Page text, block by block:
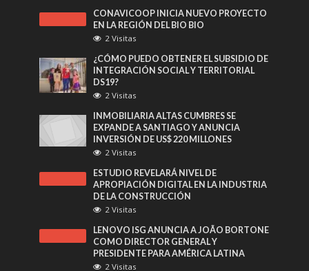
CONAVICOOP INICIA NUEVO PROYECTO
EN LA REGIÓN DEL BIO BIO
2 Visitas
¿CÓMO PUEDO OBTENER EL SUBSIDIO DE
INTEGRACIÓN SOCIAL Y TERRITORIAL
DS19?
2 Visitas
INMOBILIARIA ALTAS CUMBRES SE
EXPANDE A SANTIAGO Y ANUNCIA
INVERSIÓN DE US$ 220 MILLONES
2 Visitas
ESTUDIO REVELARÁ NIVEL DE
APROPIACIÓN DIGITAL EN LA INDUSTRIA
DE LA CONSTRUCCIÓN
2 Visitas
LENOVO ISG ANUNCIA A JOÃO BORTONE
COMO DIRECTOR GENERAL Y
PRESIDENTE PARA AMÉRICA LATINA
2 Visitas